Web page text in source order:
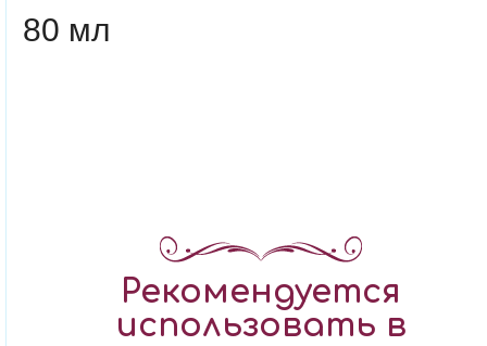
80 мл
Рекомендуется
использовать в